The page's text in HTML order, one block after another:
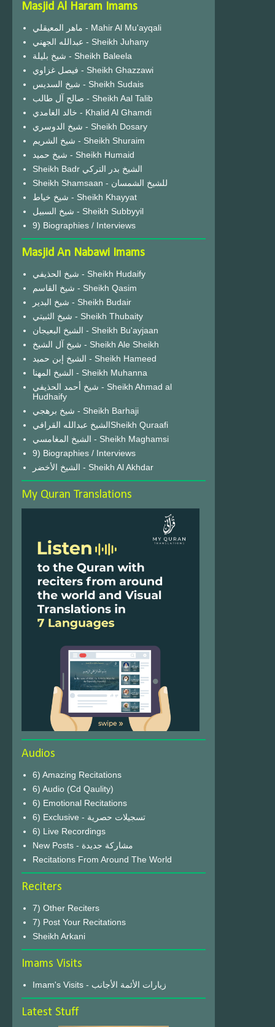
Masjid Al Haram Imams
ماهر المعيقلي - Mahir Al Mu'ayqali
عبدالله الجهني - Sheikh Juhany
شيخ بليلة - Sheikh Baleela
فيصل غزاوي - Sheikh Ghazzawi
شيخ السديس - Sheikh Sudais
صالح آل طالب - Sheikh Aal Talib
خالد الغامدي - Khalid Al Ghamdi
شيخ الدوسري - Sheikh Dosary
شيخ الشريم - Sheikh Shuraim
شيخ حميد - Sheikh Humaid
Sheikh Badr الشيخ بدر التركي
Sheikh Shamsaan - للشيخ الشمسان
شيخ خياط - Sheikh Khayyat
شيخ السبيل - Sheikh Subbyyil
9) Biographies / Interviews
Masjid An Nabawi Imams
شيخ الحذيفي - Sheikh Hudaify
شيخ القاسم - Sheikh Qasim
شيخ البدير - Sheikh Budair
شيخ الثبيتي - Sheikh Thubaity
الشيخ البعيجان - Sheikh Bu'ayjaan
شيخ آل الشيخ - Sheikh Ale Sheikh
الشيخ إبن حميد - Sheikh Hameed
الشيخ المهنا - Sheikh Muhanna
شيخ أحمد الحذيفي - Sheikh Ahmad al
Hudhaify
شيخ برهجي - Sheikh Barhaji
الشيخ عبدالله القرافيSheikh Quraafi
الشيخ المغامسي - Sheikh Maghamsi
9) Biographies / Interviews
الشيخ الأخضر - Sheikh Al Akhdar
My Quran Translations
Audios
6) Amazing Recitations
6) Audio (Cd Qaulity)
6) Emotional Recitations
6) Exclusive - تسجيلات حصرية
6) Live Recordings
New Posts - مشاركة جديدة
Recitations From Around The World
Reciters
7) Other Reciters
7) Post Your Recitations
Sheikh Arkani
Imams Visits
Imam's Visits - زيارات الأئمة الأجانب
Latest Stuff